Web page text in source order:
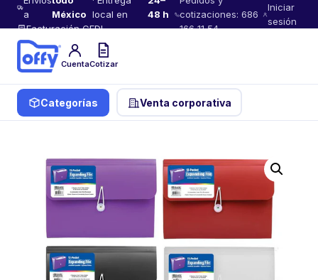
a
México local en
48 h
Facturación CFDI
cotizaciones: 686
166 11 54
Iniciar
sesión
CuentaCotizar
Categorías Venta corporativa